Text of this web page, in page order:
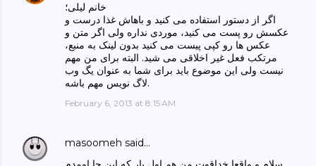
خانم لیلی؛
اگر از دستور استفاده می کنید و باهاش غذا درست و
عکسش رو پست می کنید، موردی نداره ولی اگر متن و
عکس ها رو کپی پیست می کنید بدون لینک به منبع،
مرتکب فعل غیر اخلاقی می شید. البته برای من مهم
نیست ولی این موضوع باید برای شما به عنوان یگ وب
لاگ نویس مهم باشه.
February 6, 2013 at 8:15 AM
masoomeh said…